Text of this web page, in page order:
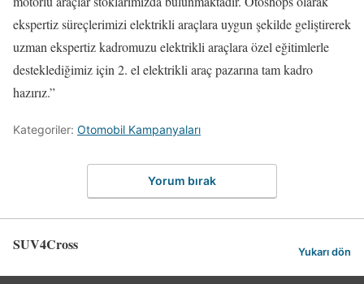
ekspertiz süreçlerimizi elektrikli araçlara uygun şekilde geliştirerek
uzman ekspertiz kadromuzu elektrikli araçlara özel eğitimlerle
desteklediğimiz için 2. el elektrikli araç pazarına tam kadro
hazırız.”
Kategoriler: Otomobil Kampanyaları
Yorum bırak
SUV4Cross Yukarı dön